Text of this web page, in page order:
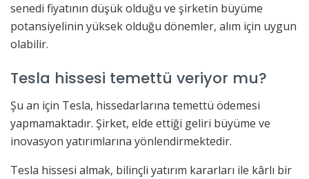
senedi fiyatının düşük olduğu ve şirketin büyüme
potansiyelinin yüksek olduğu dönemler, alım için uygun
olabilir.
Tesla hissesi temettü veriyor mu?
Şu an için Tesla, hissedarlarına temettü ödemesi
yapmamaktadır. Şirket, elde ettiği geliri büyüme ve
inovasyon yatırımlarına yönlendirmektedir.
Tesla hissesi almak, bilinçli yatırım kararları ile kârlı bir